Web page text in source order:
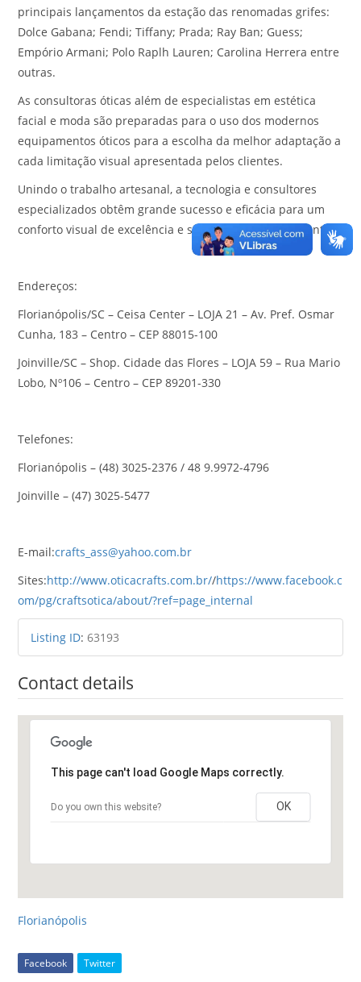
principais lançamentos da estação das renomadas grifes:
Dolce Gabana; Fendi; Tiffany; Prada; Ray Ban; Guess;
Empório Armani; Polo Raplh Lauren; Carolina Herrera entre
outras.
As consultoras óticas além de especialistas em estética
facial e moda são preparadas para o uso dos modernos
equipamentos óticos para a escolha da melhor adaptação a
cada limitação visual apresentada pelos clientes.
Unindo o trabalho artesanal, a tecnologia e consultores
especializados obtêm grande sucesso e eficácia para um
conforto visual de excelência e satisfação total dos clientes.
Endereços:
Florianópolis/SC – Ceisa Center – LOJA 21 – Av. Pref. Osmar
Cunha, 183 – Centro – CEP 88015-100
Joinville/SC – Shop. Cidade das Flores – LOJA 59 – Rua Mario
Lobo, Nº106 – Centro – CEP 89201-330
Telefones:
Florianópolis – (48) 3025-2376 / 48 9.9972-4796
Joinville – (47) 3025-5477
E-mail:crafts_ass@yahoo.com.br
Sites:http://www.oticacrafts.com.br//https://www.facebook.c
om/pg/craftsotica/about/?ref=page_internal
Listing ID:63193
Contact details
This page can't load Google Maps correctly.
Do you own this website? OK
Florianópolis
Facebook Twitter